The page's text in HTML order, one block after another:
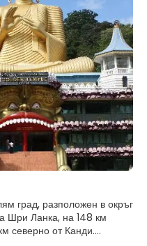
град, разположен в окръг
Шри Ланка, на 148 км
северно от Канди.